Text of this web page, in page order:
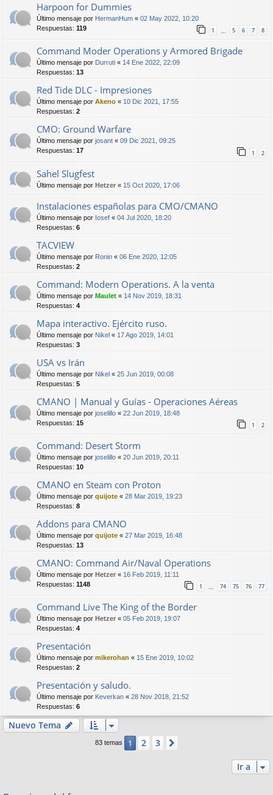
Harpoon for Dummies
Último mensaje por HermanHum « 02 May 2022, 10:20
Respuestas: 119 1 … 5 6 7 8
Command Moder Operations y Armored Brigade
Último mensaje por Durruti « 14 Ene 2022, 22:09
Respuestas: 13
Red Tide DLC - Impresiones
Último mensaje por Akeno « 10 Dic 2021, 17:55
Respuestas: 2
CMO: Ground Warfare
Último mensaje por josant « 09 Dic 2021, 09:25
Respuestas: 17 1 2
Sahel Slugfest
Último mensaje por Hetzer « 15 Oct 2020, 17:06
Instalaciones españolas para CMO/CMANO
Último mensaje por Iosef « 04 Jul 2020, 18:20
Respuestas: 6
TACVIEW
Último mensaje por Ronin « 06 Ene 2020, 12:05
Respuestas: 2
Command: Modern Operations. A la venta
Último mensaje por Maulet « 14 Nov 2019, 18:31
Respuestas: 4
Mapa interactivo. Ejército ruso.
Último mensaje por Nikel « 17 Ago 2019, 14:01
Respuestas: 3
USA vs Irán
Último mensaje por Nikel « 25 Jun 2019, 00:08
Respuestas: 5
CMANO | Manual y Guías - Operaciones Aéreas
Último mensaje por joselillo « 22 Jun 2019, 18:48
Respuestas: 15 1 2
Command: Desert Storm
Último mensaje por joselillo « 20 Jun 2019, 20:11
Respuestas: 10
CMANO en Steam con Proton
Último mensaje por quijote « 28 Mar 2019, 19:23
Respuestas: 8
Addons para CMANO
Último mensaje por quijote « 27 Mar 2019, 16:48
Respuestas: 13
CMANO: Command Air/Naval Operations
Último mensaje por Hetzer « 16 Feb 2019, 11:11
Respuestas: 1148 1 74 75 76 77
Command Live The King of the Border
Último mensaje por Hetzer « 05 Feb 2019, 19:07
Respuestas: 4
Presentación
Último mensaje por mikerohan « 15 Ene 2019, 10:02
Respuestas: 2
Presentación y saludo.
Último mensaje por Keverkan « 28 Nov 2018, 21:52
Respuestas: 6
Nuevo Tema
83 temas 1 2 3
Ir a